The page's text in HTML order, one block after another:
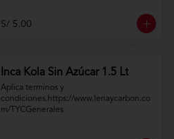
S/ 5.00
Inca Kola Sin Azúcar 1.5 Lt
Aplica terminos y
condiciones.https://www.lenaycarbon.co
m/TYCGenerales